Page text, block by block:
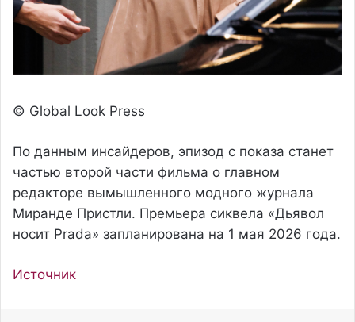
© Global Look Press
По данным инсайдеров, эпизод с показа станет
частью второй части фильма о главном
редакторе вымышленного модного журнала
Миранде Пристли. Премьера сиквела «Дьявол
носит Prada» запланирована на 1 мая 2026 года.
Источник